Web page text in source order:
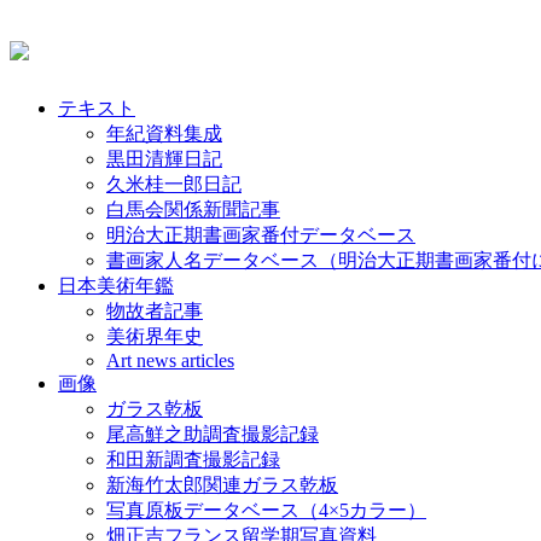
テキスト
年紀資料集成
黒田清輝日記
久米桂一郎日記
白馬会関係新聞記事
明治大正期書画家番付データベース
書画家人名データベース（明治大正期書画家番付
日本美術年鑑
物故者記事
美術界年史
Art news articles
画像
ガラス乾板
尾高鮮之助調査撮影記録
和田新調査撮影記録
新海竹太郎関連ガラス乾板
写真原板データベース（4×5カラー）
畑正吉フランス留学期写真資料